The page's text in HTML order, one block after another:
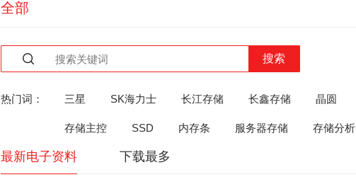
全部
搜索
热门词： 三星 SK海力士 长江存储 长鑫存储 晶圆
存储主控 SSD 内存条 服务器存储 存储分析
人工智能 the
最新电子资料 下载最多